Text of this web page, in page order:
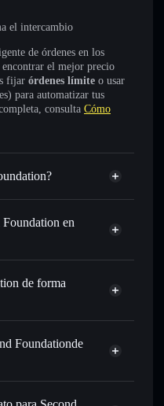
el intercambio
de órdenes en los
el mejor precio
fijar órdenes límite o usar
para automatizar tus
consulta Cómo
Foundation en
de Solflare
con SECOND para SOL,
Solana con enrutamiento
SECOND sin
de forma
de privacidad
Foundationde
Second Foundation